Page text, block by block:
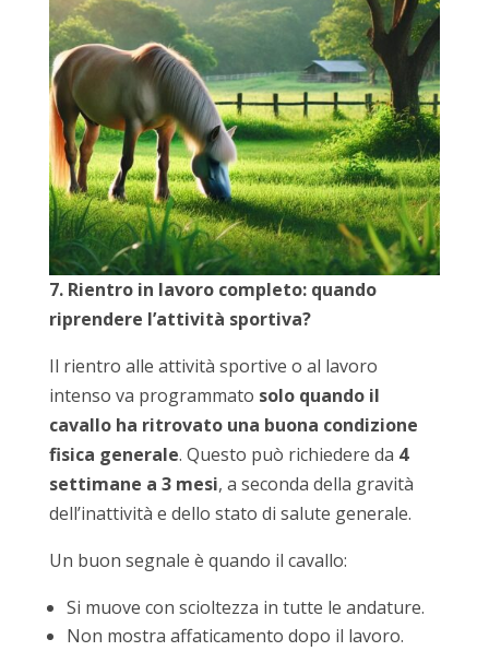
7. Rientro in lavoro completo: quando
riprendere l’attività sportiva?
Il rientro alle attività sportive o al lavoro
intenso va programmato solo quando il
cavallo ha ritrovato una buona condizione
fisica generale. Questo può richiedere da 4
settimane a 3 mesi, a seconda della gravità
dell’inattività e dello stato di salute generale.
Un buon segnale è quando il cavallo:
Si muove con scioltezza in tutte le andature.
Non mostra affaticamento dopo il lavoro.